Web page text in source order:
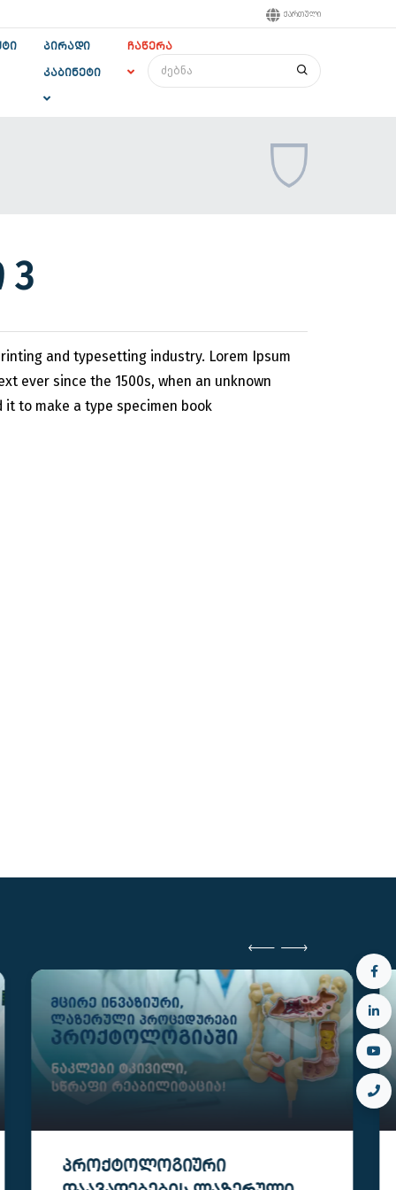
ᲥᲐᲠᲗᲣᲚᲘ
ᲞᲘᲠᲐᲓᲘ
ᲙᲐᲑᲘᲜᲔᲢᲘ
ᲩᲐᲬᲔᲠᲐ
3
and typesetting industry. Lorem Ipsum
ever since the 1500s, when an unknown
to make a type specimen book
ᲞᲠᲝᲥᲢᲝᲚᲝᲒᲘᲣᲠᲘ